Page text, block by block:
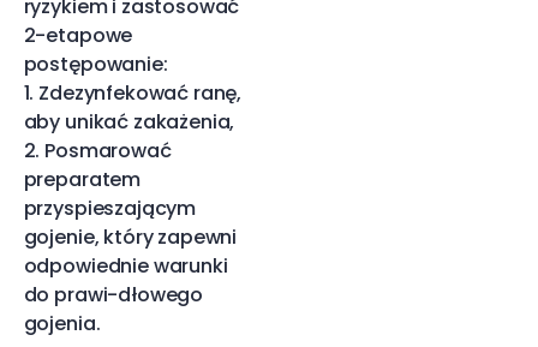
ryzykiem i zastosować
2-etapowe
postępowanie:
1. Zdezynfekować ranę,
aby unikać zakażenia,
2. Posmarować
preparatem
przyspieszającym
gojenie, który zapewni
odpowiednie warunki
do prawi-dłowego
gojenia.